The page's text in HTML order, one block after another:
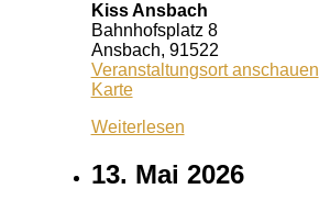
Kiss Ansbach
Bahnhofsplatz 8
Ansbach, 91522
Veranstaltungsort anschauen
KarteKiss
Weiterlesen
13. Mai 2026